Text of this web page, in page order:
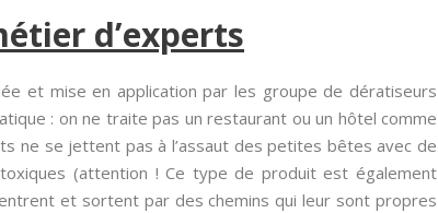
d’experts
et mise en application par les groupe de dératiseurs
: on ne traite pas un restaurant ou un hôtel comme
ne se jettent pas à l’assaut des petites bêtes avec de
(attention ! Ce type de produit est également
et sortent par des chemins qui leur sont propres